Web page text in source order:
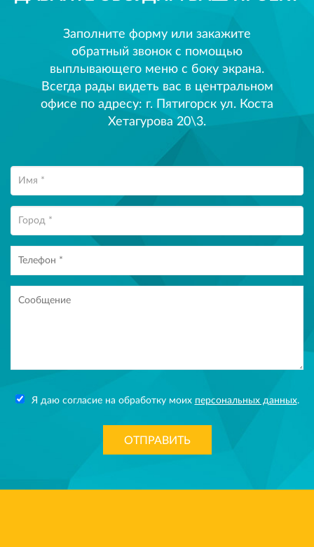
Заполните форму или закажите
обратный звонок с помощью
выплывающего меню с боку экрана.
Всегда рады видеть вас в центральном
офисе по адресу: г. Пятигорск ул. Коста
Хетагурова 20\3.
Я даю согласие на обработку моих персональных данных.
ОТПРАВИТЬ